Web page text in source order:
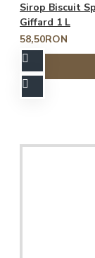
Sirop Biscuit
Giffard 1 L
58,50RON